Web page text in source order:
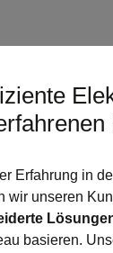
Erfahrung in
wir unseren
basieren.